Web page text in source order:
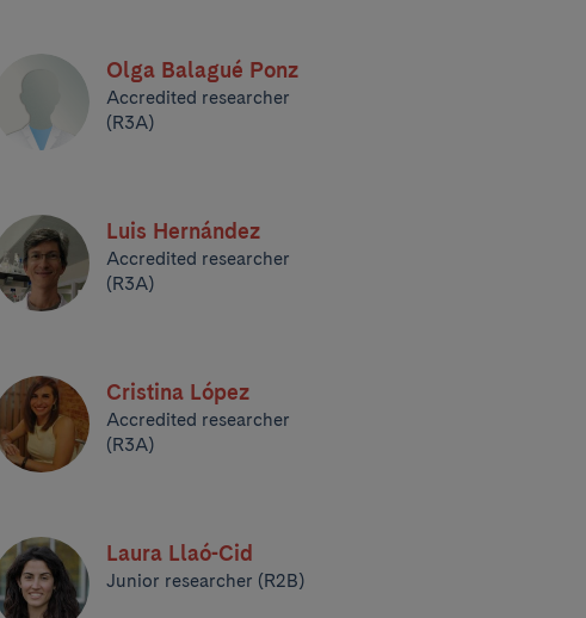
Olga Balagué Ponz
Accredited researcher
(R3A)
Luis Hernández
Accredited researcher
(R3A)
Cristina López
Accredited researcher
(R3A)
Laura Llaó-Cid
Junior researcher (R2B)